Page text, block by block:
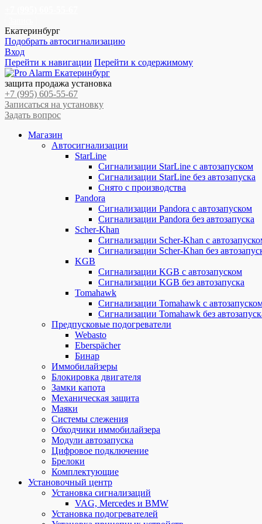
Екатеринбург
Подобрать автосигнализацию
Вход
Перейти к навигации Перейти к содержимому
защита продажа установка
+7 (995) 605-55-67
Записаться на установку
Задать вопрос
Магазин
Автосигнализации
StarLine
Сигнализации StarLine с автозапуском
Сигнализации StarLine без автозапуска
Снято с производства
Pandora
Сигнализации Pandora с автозапуском
Сигнализации Pandora без автозапуска
Scher-Khan
Сигнализации Scher-Khan с
Сигнализации Scher-Khan без
KGB
Сигнализации KGB с автозапуском
Сигнализации KGB без автозапуска
Tomahawk
Сигнализации Tomahawk с
Сигнализации Tomahawk без
Предпусковые подогреватели
Webasto
Eberspächer
Бинар
Иммобилайзеры
Блокировка двигателя
Замки капота
Механическая защита
Маяки
Системы слежения
Обходчики иммобилайзера
Модули автозапуска
Цифровое подключение
Брелоки
Комплектующие
Установочный центр
Установка сигнализаций
VAG, Mercedes и BMW
Установка подогревателей